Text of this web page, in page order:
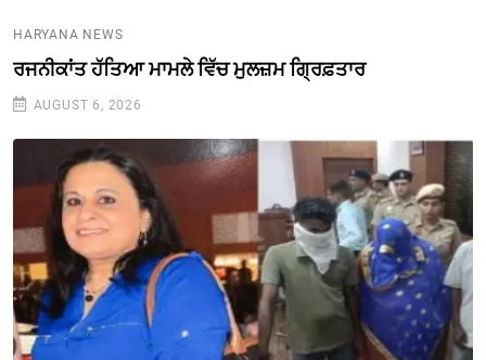
HARYANA NEWS
ਰਜਨੀਕਾਂਤ ਹੱਤਿਆ ਮਾਮਲੇ ਵਿੱਚ ਮੁਲਜ਼ਮ ਗ੍ਰਿਫ਼ਤਾਰ
AUGUST 6, 2026